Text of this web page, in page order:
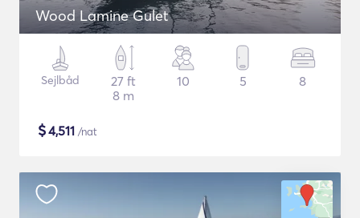
Wood Lamine Gulet
Sejlbåd
27 ft
8 m
10 5 8
$4,511 /nat